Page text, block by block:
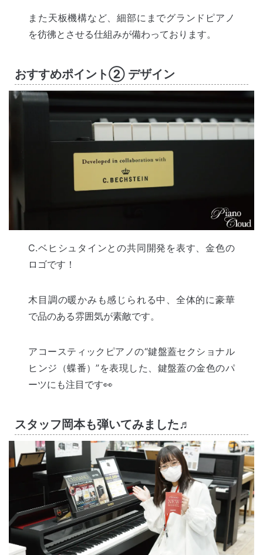
また天板機構など、細部にまでグランドピアノ
を彷彿とさせる仕組みが備わっております。
おすすめポイント② デザイン
C.ベヒシュタインとの共同開発を表す、金色の
ロゴです！
木目調の暖かみも感じられる中、全体的に豪華
で品のある雰囲気が素敵です。
アコースティックピアノの“鍵盤蓋セクショナル
ヒンジ（蝶番）”を表現した、鍵盤蓋の金色のパ
ーツにも注目です👀
スタッフ岡本も弾いてみました♬